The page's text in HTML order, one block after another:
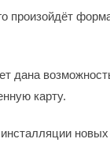
произойдёт
дана
карту.